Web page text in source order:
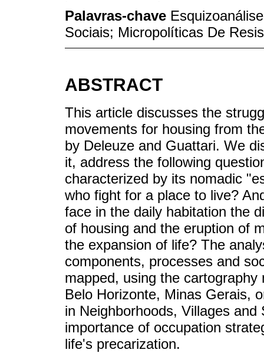
Palavras-chave
Sociais; Micropolíticas De
ABSTRACT
This article discusses the
movements for housing from
by Deleuze and Guattari. We
it, address the following
characterized by its nomadic
who fight for a place to live?
face in the daily habitation the
of housing and the eruption of
the expansion of life? The
components, processes and
mapped, using the
Belo Horizonte, Minas Gerais,
in Neighborhoods, Villages
importance of occupation
life's precarization.